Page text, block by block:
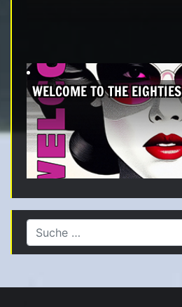
WELCOME TO THE EIGHTIES
Suche nach: